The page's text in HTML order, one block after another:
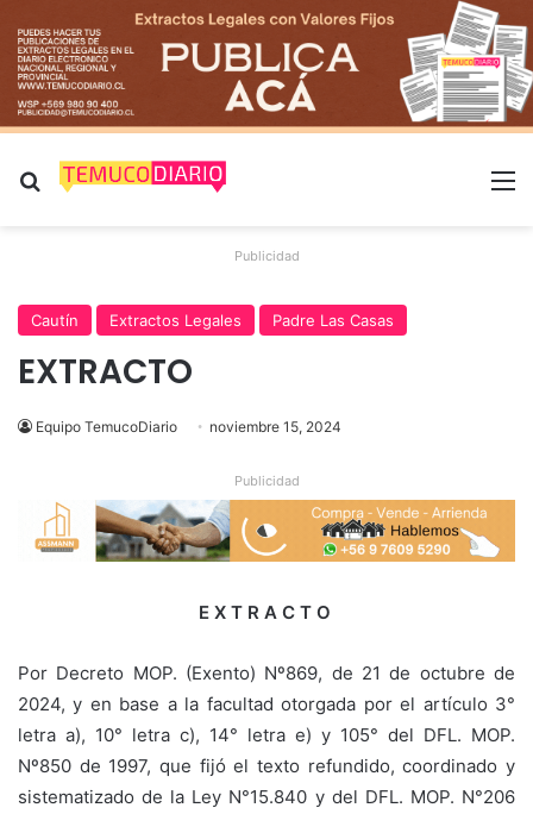
Buscar por
Publicidad
Cautín Extractos Legales Padre Las Casas
EXTRACTO
Equipo TemucoDiario noviembre 15, 2024
Publicidad
E X T R A C T O
Por Decreto MOP. (Exento) Nº869, de 21 de octubre de
2024, y en base a la facultad otorgada por el artículo 3°
letra a), 10° letra c), 14° letra e) y 105° del DFL. MOP.
Nº850 de 1997, que fijó el texto refundido, coordinado y
sistematizado de la Ley N°15.840 y del DFL. MOP. N°206